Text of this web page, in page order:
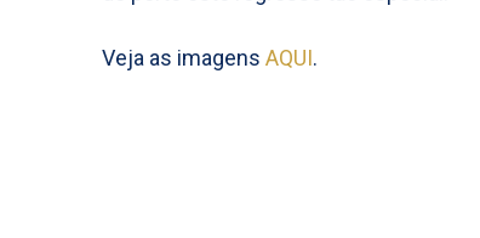
Veja as imagens AQUI.